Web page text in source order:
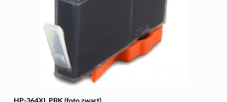
HP-364XL PBK (foto zwart)